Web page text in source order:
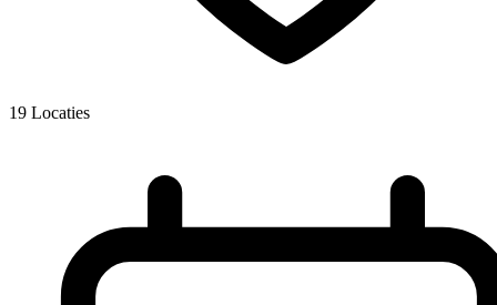
19 Locaties